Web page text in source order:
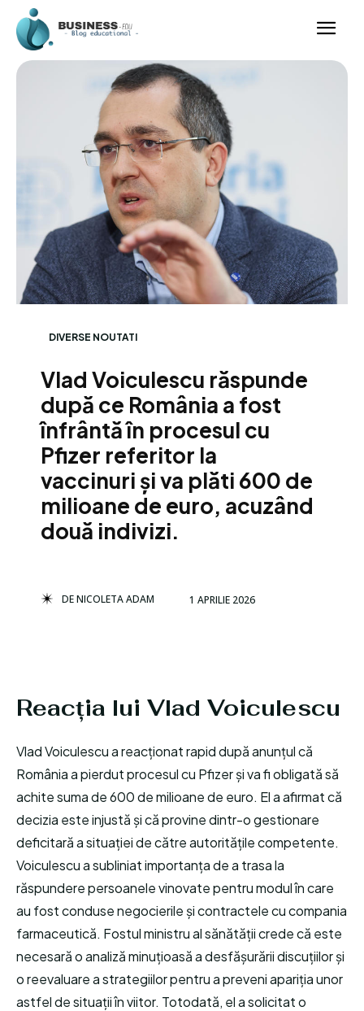
DIVERSE NOUTATI
Vlad Voiculescu răspunde
după ce România a fost
înfrântă în procesul cu
Pfizer referitor la
vaccinuri și va plăti 600 de
milioane de euro, acuzând
două indivizi.
DENICOLETA ADAM 1 APRILIE 2026
Reacția lui Vlad Voiculescu
Vlad Voiculescu a reacționat rapid după anunțul că
România a pierdut procesul cu Pfizer și va fi obligată să
achite suma de 600 de milioane de euro. El a afirmat că
decizia este injustă și că provine dintr-o gestionare
deficitară a situației de către autoritățile competente.
Voiculescu a subliniat importanța de a trasa la
răspundere persoanele vinovate pentru modul în care
au fost conduse negocierile și contractele cu compania
farmaceutică. Fostul ministru al sănătății crede că este
necesară o analiză minuțioasă a desfășurării discuțiilor și
o reevaluare a strategiilor pentru a preveni apariția unor
astfel de situații în viitor. Totodată, el a solicitat o